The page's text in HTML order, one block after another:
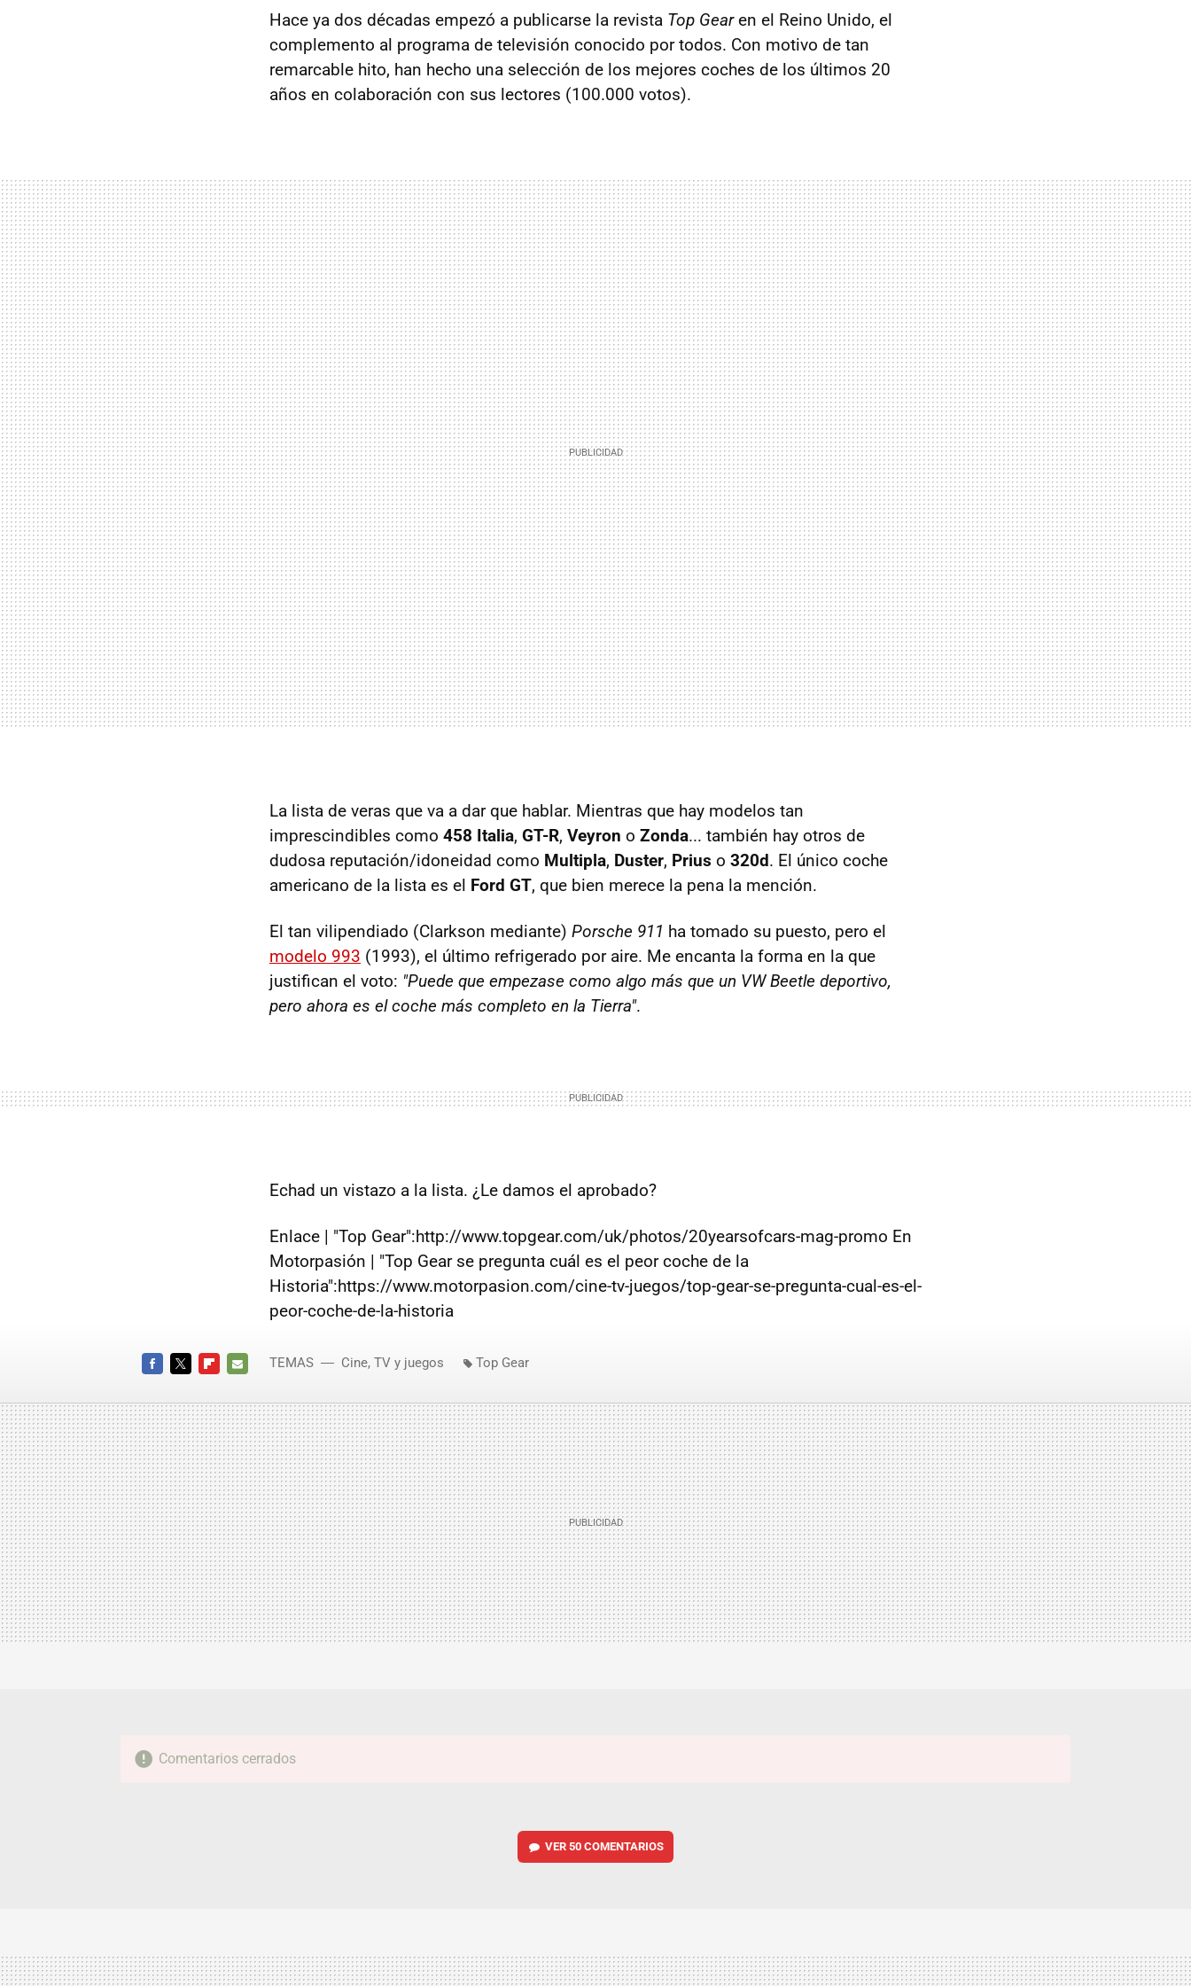
Hace ya dos décadas empezó a publicarse la revista Top Gearen el Reino Unido, el
complemento al programa de televisión conocido por todos. Con motivo de tan
remarcable hito, han hecho una selección de los mejores coches de los últimos 20
años en colaboración con sus lectores (100.000 votos).
La lista de veras que va a dar que hablar. Mientras que hay modelos tan
imprescindibles como 458 Italia, GT-R, Veyron o Zonda... también hay otros de
dudosa reputación/idoneidad como Multipla, Duster, Prius o 320d. El único coche
americano de la lista es el Ford GT, que bien merece la pena la mención.
El tan vilipendiado (Clarkson mediante) Porsche 911 ha tomado su puesto, pero el
modelo 993 (1993), el último refrigerado por aire. Me encanta la forma en la que
justifican el voto: "Puede que empezase como algo más que un VW Beetle deportivo,
pero ahora es el coche más completo en la Tierra".
Echad un vistazo a la lista. ¿Le damos el aprobado?
Enlace | "Top Gear":http://www.topgear.com/uk/photos/20yearsofcars-mag-promo En
Motorpasión | "Top Gear se pregunta cuál es el peor coche de la
Historia":https://www.motorpasion.com/cine-tv-juegos/top-gear-se-pregunta-cual-es-el-
peor-coche-de-la-historia
MAIL
TEMAS Cine, TV y juegos Top Gear
Comentarios cerrados
VER 50 COMENTARIOS